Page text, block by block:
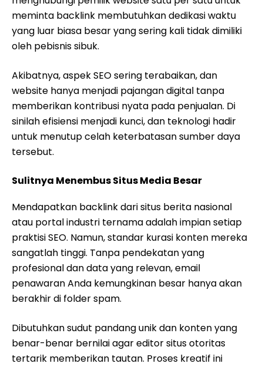
meminta backlink membutuhkan dedikasi waktu
yang luar biasa besar yang sering kali tidak dimiliki
oleh pebisnis sibuk.
Akibatnya, aspek SEO sering terabaikan, dan
website hanya menjadi pajangan digital tanpa
memberikan kontribusi nyata pada penjualan. Di
sinilah efisiensi menjadi kunci, dan teknologi hadir
untuk menutup celah keterbatasan sumber daya
tersebut.
Sulitnya Menembus Situs Media Besar
Mendapatkan backlink dari situs berita nasional
atau portal industri ternama adalah impian setiap
praktisi SEO. Namun, standar kurasi konten mereka
sangatlah tinggi. Tanpa pendekatan yang
profesional dan data yang relevan, email
penawaran Anda kemungkinan besar hanya akan
berakhir di folder spam.
Dibutuhkan sudut pandang unik dan konten yang
benar-benar bernilai agar editor situs otoritas
tertarik memberikan tautan. Proses kreatif ini